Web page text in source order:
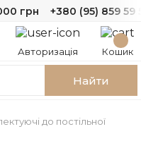
грн +380 (95) 859 59
Авторизація Кошик
Найти
до постільної